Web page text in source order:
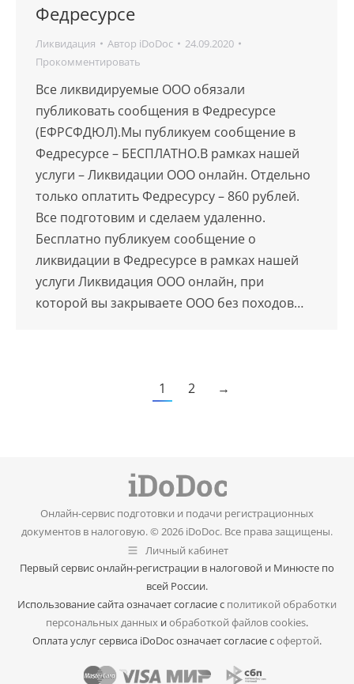
Федресурсе
Ликвидация Автор iDoDoc
24.09.2020
Прокомментировать
Все ликвидируемые ООО обязали
публиковать сообщения в Федресурсе
(ЕФРСФДЮЛ).Мы публикуем сообщение в
Федресурсе – БЕСПЛАТНО.В рамках нашей
услуги – Ликвидации ООО онлайн. Отдельно
только оплатить Федресурсу – 860 рублей.
Все подготовим и сделаем удаленно.
Бесплатно публикуем сообщение о
ликвидации в Федресурсе в рамках нашей
услуги Ликвидация ООО онлайн, при
которой вы закрываете ООО без походов…
1 2 →
Онлайн-сервис подготовки и подачи регистрационных
документов в налоговую. © 2026 iDoDoc. Все права защищены.
Личный кабинет
Первый сервис онлайн-регистрации в налоговой и Минюсте по
всей России.
Использование сайта означает согласие с политикой обработки
персональных данных иобработкой файлов cookies.
Оплата услуг сервиса iDoDoc означает согласие софертой.